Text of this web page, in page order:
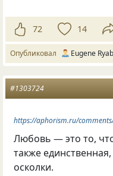
72 14
Опубликовал Eugene
#1303724
https://aphorism.ru/
Любовь — это то,
также единственная,
осколки.